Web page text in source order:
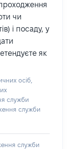
чи
і посаду, у
як
осіб,
служби
служби
служби